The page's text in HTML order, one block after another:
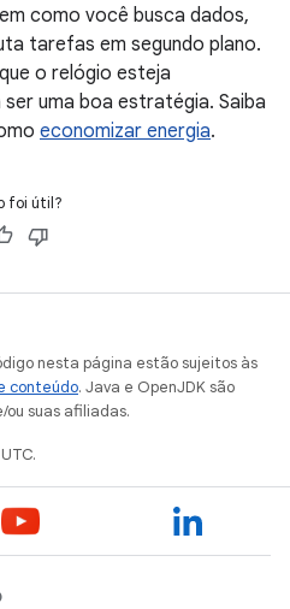
como você busca dados,
tarefas em segundo plano.
o relógio esteja
uma boa estratégia. Saiba
economizar energia.
foi útil?
nesta página estão sujeitos às
conteúdo. Java e OpenJDK são
suas afiliadas.